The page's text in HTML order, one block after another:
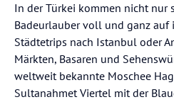
In der Türkei kommen nicht nur
Badeurlauber voll und ganz auf
Städtetrips nach Istanbul oder
Märkten, Basaren und
weltweit bekannte Moschee
Sultanahmet Viertel mit der